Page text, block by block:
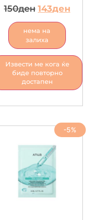
150ден 143ден
нема на
залиха
Извести ме кога ќе
биде повторно
достапен
-5%